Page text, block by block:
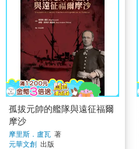
孤拔元帥的艦隊與遠征福爾
摩沙
摩里斯．盧瓦 著
元華文創 出版